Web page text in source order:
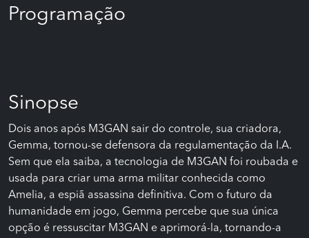
Programação
Sinopse
Dois anos após M3GAN sair do controle, sua criadora,
Gemma, tornou-se defensora da regulamentação da I.A.
Sem que ela saiba, a tecnologia de M3GAN foi roubada e
usada para criar uma arma militar conhecida como
Amelia, a espiã assassina definitiva. Com o futuro da
humanidade em jogo, Gemma percebe que sua única
opção é ressuscitar M3GAN e aprimorá-la, tornando-a